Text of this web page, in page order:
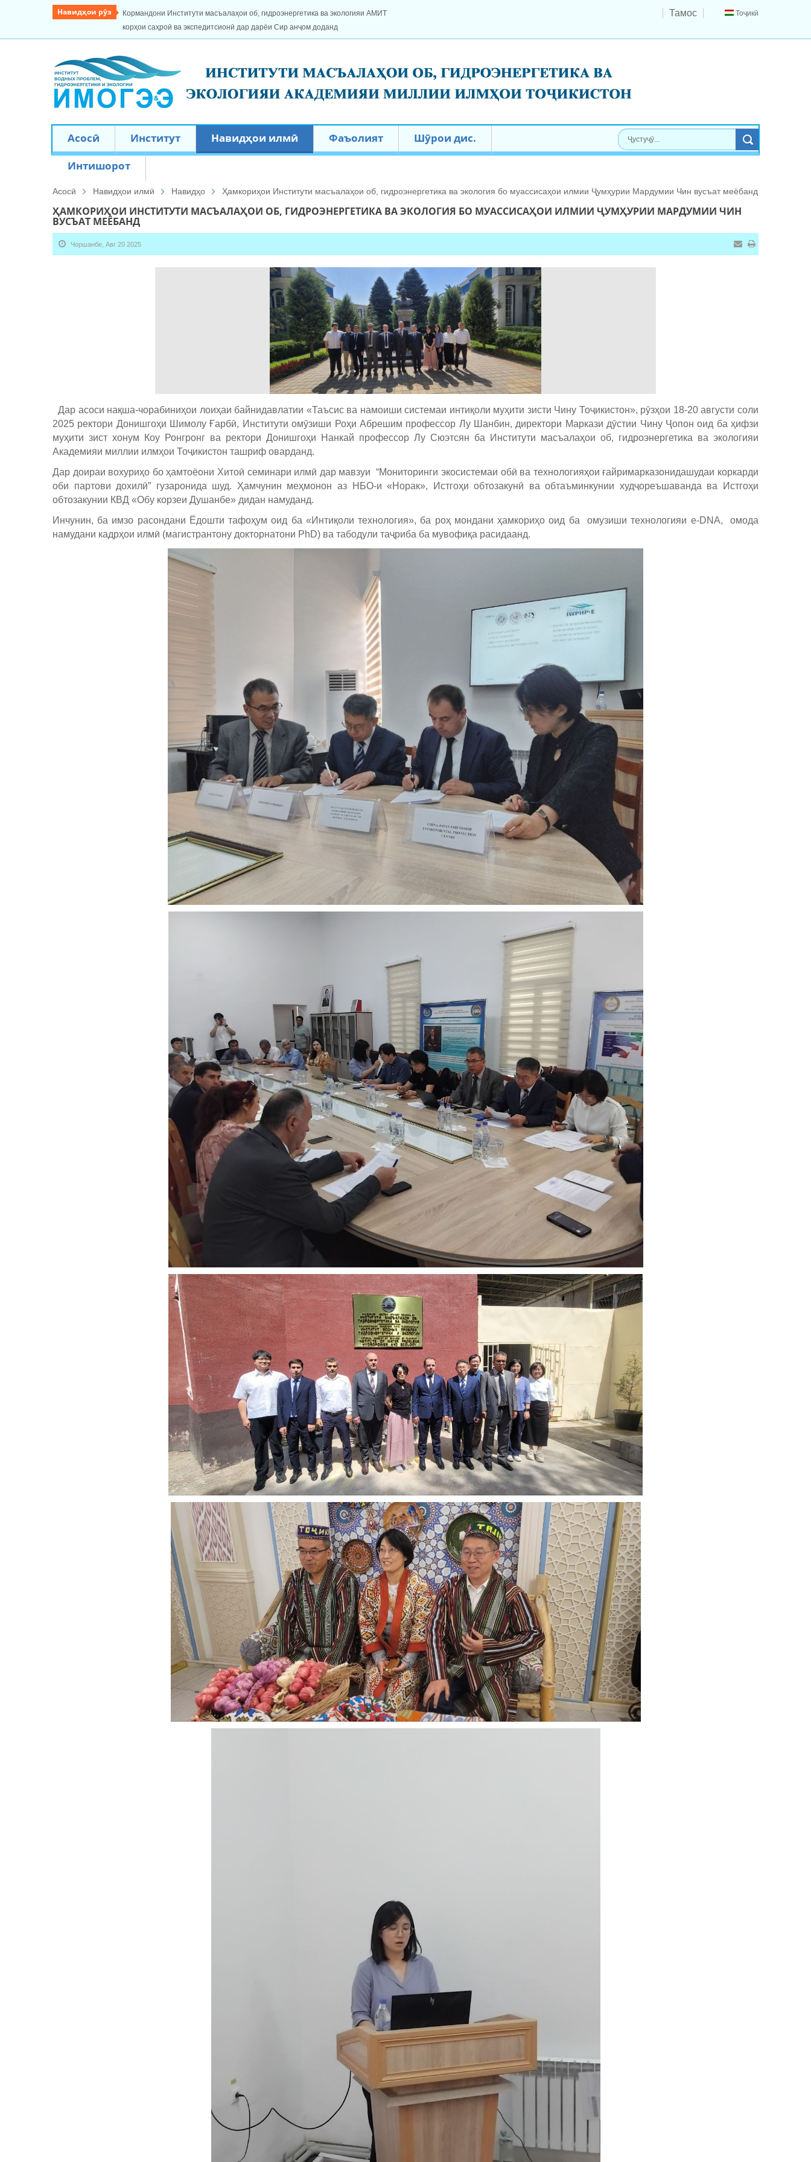
Навидҳои рӯз
Кормандони Институти масъалаҳои об, гидроэнергетика ва экологияи АМИТ
корҳои саҳроӣ ва экспедитсионӣ дар дарёи Сир анҷом доданд
Тоҷикӣ
Тамос
Асосӣ Институт Навидҳои илмӣ Фаъолият
Шӯрои дис.
Интишорот
Асосӣ Навидҳои илмӣ Навидҳо Ҳамкориҳои Институти масъалаҳои об, гидроэнергетика ва экология бо муассисаҳои илмии Ҷумҳурии Мардумии Чин вусъат меёбанд
ҲАМКОРИҲОИ ИНСТИТУТИ МАСЪАЛАҲОИ ОБ, ГИДРОЭНЕРГЕТИКА ВА ЭКОЛОГИЯ БО МУАССИСАҲОИ ИЛМИИ ҶУМҲУРИИ МАРДУМИИ ЧИН
ВУСЪАТ МЕЁБАНД
Чоршанбе, Авг 20 2025
Дар асоси нақша-чорабиниҳои лоиҳаи байнидавлатии «Таъсис ва намоиши системаи интиқоли муҳити зисти Чину Тоҷикистон», рӯзҳои 18-20 августи соли
2025 ректори Донишгоҳи Шимолу Ғарбӣ, Институти омӯзиши Роҳи Абрешим профессор Лу Шанбин, директори Маркази дӯстии Чину Ҷопон оид ба ҳифзи
муҳити зист хонум Коу Ронгронг ва ректори Донишгоҳи Нанкай профессор Лу Сюэтсян ба Институти масъалаҳои об, гидроэнергетика ва экологияи
Академияи миллии илмҳои Тоҷикистон ташриф оварданд.
Дар доираи вохуриҳо бо ҳамтоёони Хитоӣ семинари илмӣ дар мавзуи “Мониторинги экосистемаи обӣ ва технологияҳои ғайримарказонидашудаи коркарди
оби партови дохилӣ” гузаронида шуд. Ҳамчунин меҳмонон аз НБО-и «Норак», Истгоҳи обтозакунӣ ва обтаъминкунии худҷореъшаванда ва Истгоҳи
обтозакунии КВД «Обу корзеи Душанбе» дидан намуданд.
Инчунин, ба имзо расондани Ёдошти тафоҳум оид ба «Интиқоли технология», ба роҳ мондани ҳамкориҳо оид ба омузиши технологияи e-DNA, омода
намудани кадрҳои илмӣ (магистрантону докторнатони PhD) ва табодули таҷриба ба мувофиқа расидаанд.